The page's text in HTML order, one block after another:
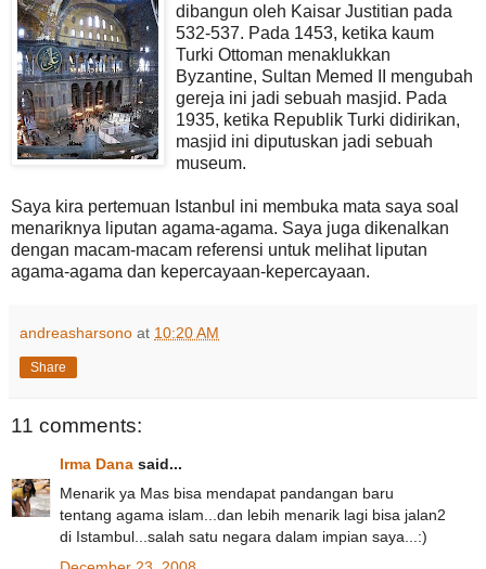
dibangun oleh Kaisar Justitian pada
532-537. Pada 1453, ketika kaum
Turki Ottoman menaklukkan
Byzantine, Sultan Memed II mengubah
gereja ini jadi sebuah masjid. Pada
1935, ketika Republik Turki didirikan,
masjid ini diputuskan jadi sebuah
museum.
Saya kira pertemuan Istanbul ini membuka mata saya soal
menariknya liputan agama-agama. Saya juga dikenalkan
dengan macam-macam referensi untuk melihat liputan
agama-agama dan kepercayaan-kepercayaan.
andreasharsono at 10:20 AM
Share
11 comments:
Irma Dana said...
Menarik ya Mas bisa mendapat pandangan baru
tentang agama islam...dan lebih menarik lagi bisa jalan2
di Istambul...salah satu negara dalam impian saya...:)